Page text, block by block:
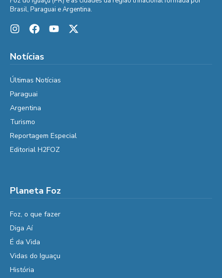
Brasil, Paraguai e Argentina.
Notícias
Últimas Notícias
Paraguai
Argentina
Turismo
Reportagem Especial
Editorial H2FOZ
Planeta Foz
Foz, o que fazer
Diga Aí
É da Vida
Vidas do Iguaçu
História